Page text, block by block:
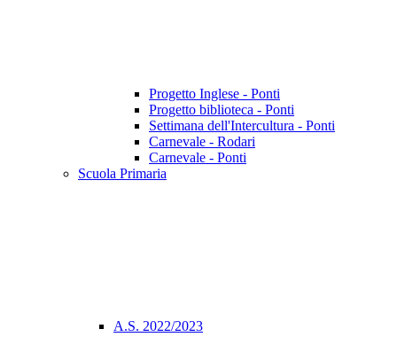
Progetto Inglese - Ponti
Progetto biblioteca - Ponti
Settimana dell'Intercultura - Ponti
Carnevale - Rodari
Carnevale - Ponti
Scuola Primaria
A.S. 2022/2023